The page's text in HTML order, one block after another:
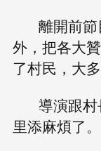
離開前
外，把各大
了村民，大
導演跟
里添麻煩了。